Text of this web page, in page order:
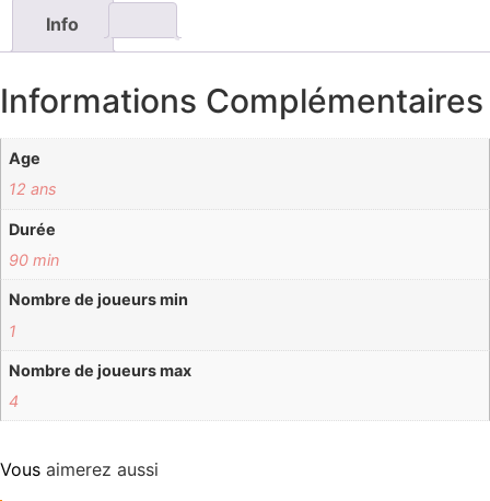
Info
Informations Complémentaires
Age
12 ans
Durée
90 min
Nombre de joueurs min
1
Nombre de joueurs max
4
Vous aimerez aussi